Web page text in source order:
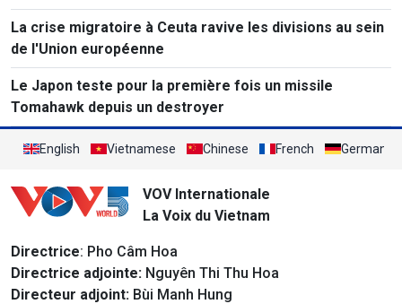
La crise migratoire à Ceuta ravive les divisions au sein
de l'Union européenne
Le Japon teste pour la première fois un missile
Tomahawk depuis un destroyer
English Vietnamese Chinese French German
VOV Internationale
La Voix du Vietnam
Directrice: Pho Câm Hoa
Directrice adjointe: Nguyên Thi Thu Hoa
Directeur adjoint: Bùi Manh Hung